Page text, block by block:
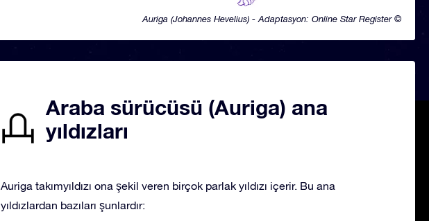
Auriga (Johannes Hevelius) - Adaptasyon: Online Star Register ©
Araba sürücüsü (Auriga) ana
yıldızları
Auriga takımyıldızı ona şekil veren birçok parlak yıldızı içerir. Bu ana
yıldızlardan bazıları şunlardır: